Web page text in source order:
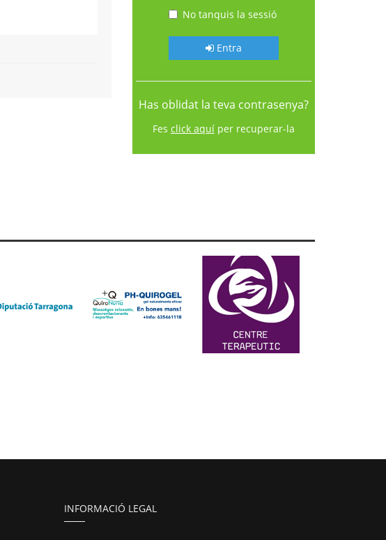
No tanquis la sessió
Entra
Has oblidat la teva contrasenya?
Fes click aquíper recuperar-la
INFORMACIÓ LEGAL